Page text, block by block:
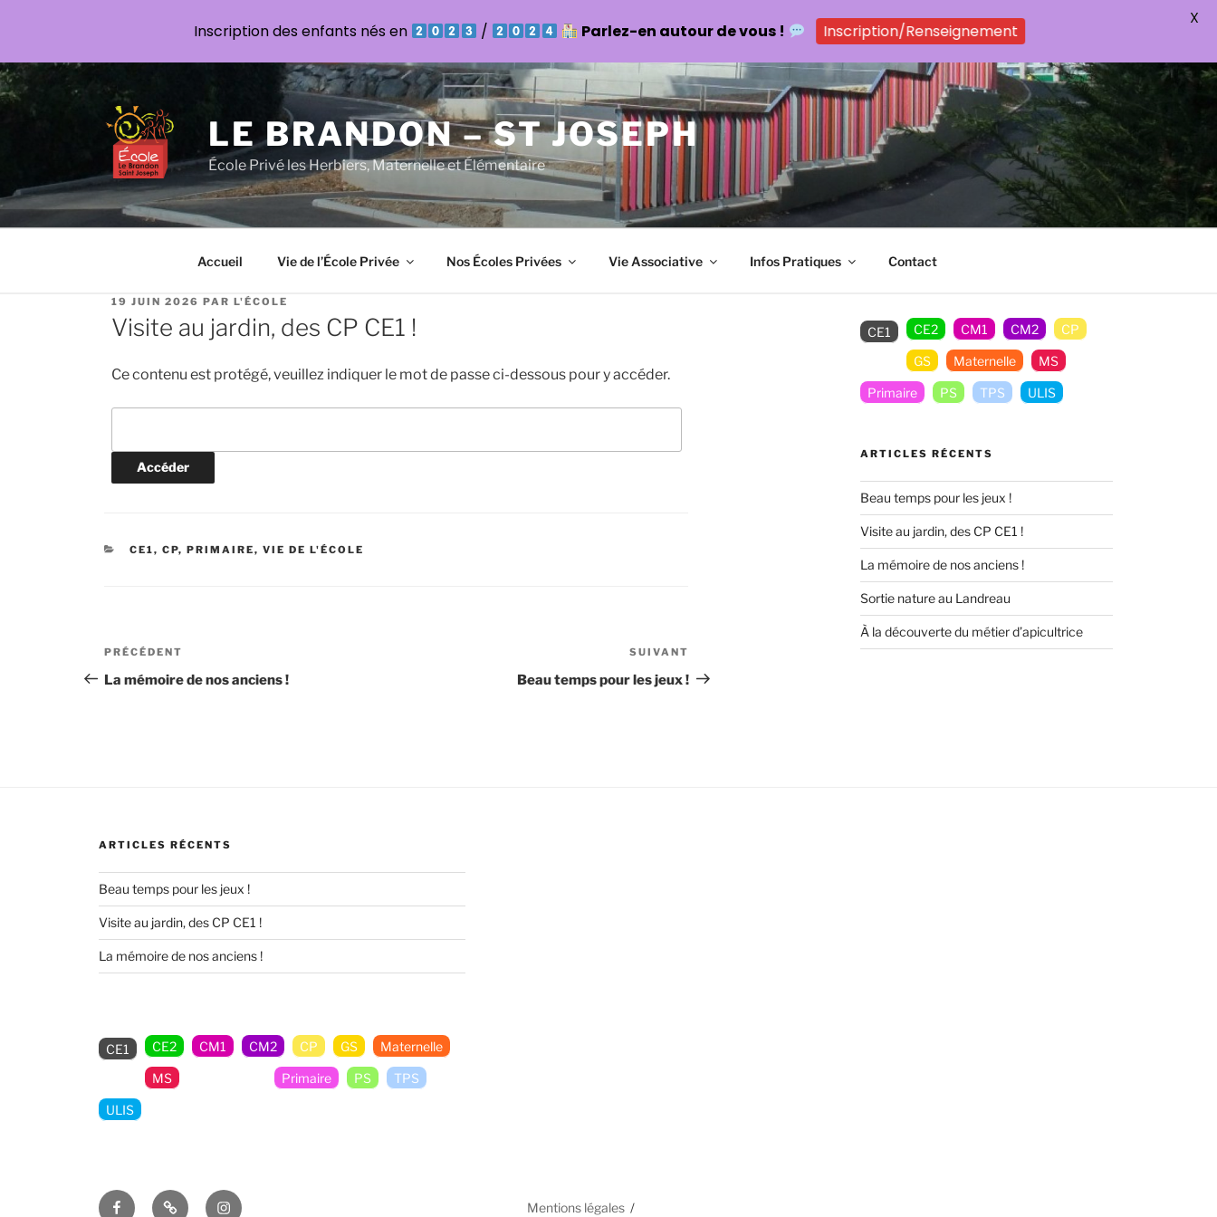
Aller
au
contenu
LE BRANDON – ST JOSEPH
École Privé les Herbiers, Maternelle et Élémentaire
Accueil Vie de l’École Privée Nos Écoles Privées Vie Associative Infos Pratiques Contact
PUBLIÉ
LE
19 JUIN 2026 PARL'ÉCOLE
Visite au jardin, des CP CE1 !
Ce contenu est protégé, veuillez indiquer le mot de passe ci-dessous pour y accéder.
CATÉGORIES
CE1, CP, PRIMAIRE, VIE DE L'ÉCOLE
Navigation
de
Article
précédent
PRÉCÉDENT
La mémoire de nos anciens !
suivant
SUIVANT
Beau temps pour les jeux !
CE1 CE2 CM1 CM2 CP
GS Maternelle MS
Primaire PS TPS ULIS
ARTICLES RÉCENTS
Beau temps pour les jeux !
Visite au jardin, des CP CE1 !
La mémoire de nos anciens !
Sortie nature au Landreau
À la découverte du métier d’apicultrice
ARTICLES RÉCENTS
Beau temps pour les jeux !
Visite au jardin, des CP CE1 !
La mémoire de nos anciens !
CE1 CE2 CM1 CM2 CP GS Maternelle
MS Primaire PS TPS
ULIS
Facebook
E-
Insta Mentions légales
Inscription des enfants nés en / Parlez-en autour de vous ! Inscription/Renseignement
X